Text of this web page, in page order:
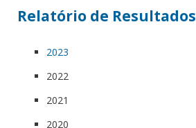
Relatório de Resultados
2023
2022
2021
2020